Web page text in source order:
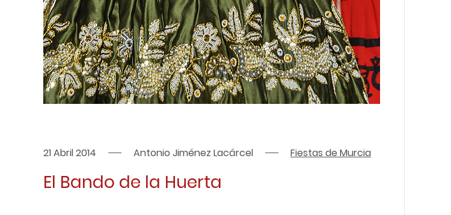
21 Abril 2014 Antonio Jiménez Lacárcel Fiestas de Murcia
El Bando de la Huerta